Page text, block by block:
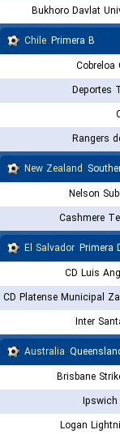
Bukhoro Davlat
Chile Primera B
Cobreloa
Deportes
Rangers
New Zealand
Nelson
Cashmere
El Salvador Primera
CD Luis
Inter
Australia
Brisbane
Ipswich
Logan